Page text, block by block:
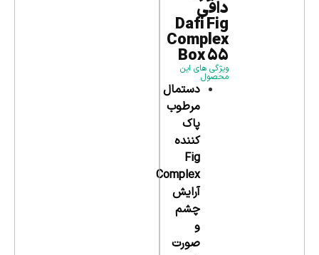
دافی
Dafi Fig
Complex
Box 55
ویژگی های این
محصول
دستمال
مرطوب
پاک
کننده
Fig
Complex
آرایش
چشم
و
صورت